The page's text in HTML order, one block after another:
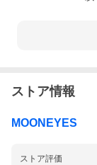
ストア情報
MOONEYES
ストア評価